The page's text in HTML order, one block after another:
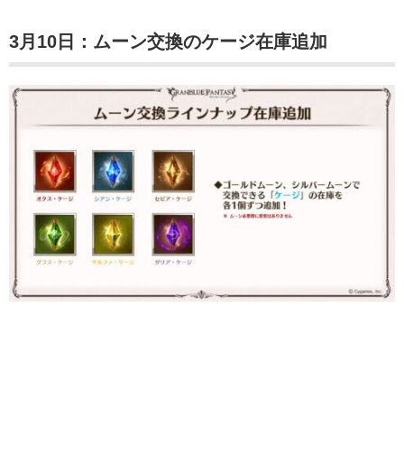
3月10日：ムーン交換のケージ在庫追加